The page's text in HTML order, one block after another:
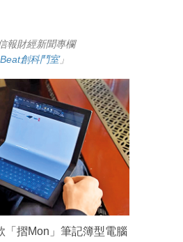
報財經新聞專欄
創科鬥室」
「摺Mon」筆記簿型電腦